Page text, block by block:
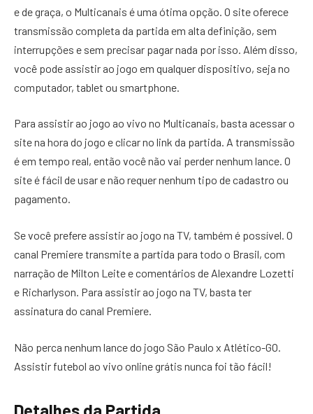
e de graça, o Multicanais é uma ótima opção. O site oferece
transmissão completa da partida em alta definição, sem
interrupções e sem precisar pagar nada por isso. Além disso,
você pode assistir ao jogo em qualquer dispositivo, seja no
computador, tablet ou smartphone.
Para assistir ao jogo ao vivo no Multicanais, basta acessar o
site na hora do jogo e clicar no link da partida. A transmissão
é em tempo real, então você não vai perder nenhum lance. O
site é fácil de usar e não requer nenhum tipo de cadastro ou
pagamento.
Se você prefere assistir ao jogo na TV, também é possível. O
canal Premiere transmite a partida para todo o Brasil, com
narração de Milton Leite e comentários de Alexandre Lozetti
e Richarlyson. Para assistir ao jogo na TV, basta ter
assinatura do canal Premiere.
Não perca nenhum lance do jogo São Paulo x Atlético-GO.
Assistir futebol ao vivo online grátis nunca foi tão fácil!